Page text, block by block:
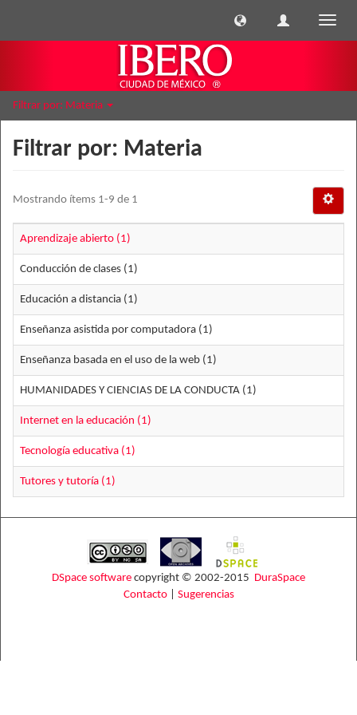
Filtrar por: Materia
Filtrar por: Materia
Mostrando ítems 1-9 de 1
Aprendizaje abierto (1)
Conducción de clases (1)
Educación a distancia (1)
Enseñanza asistida por computadora (1)
Enseñanza basada en el uso de la web (1)
HUMANIDADES Y CIENCIAS DE LA CONDUCTA (1)
Internet en la educación (1)
Tecnología educativa (1)
Tutores y tutoría (1)
DSpace software copyright © 2002-2015 DuraSpace
Contacto| Sugerencias